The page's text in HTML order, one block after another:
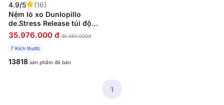
4.9/5
(16)
Nệm lò xo Dunlopillo
de.Stress Release túi độc
lập phân 5 vùng nâng đỡ
chuyên sâu
35.976.000 đ 45.980.000đ
7 Kích thước
13818 sản phẩm đã bán
1